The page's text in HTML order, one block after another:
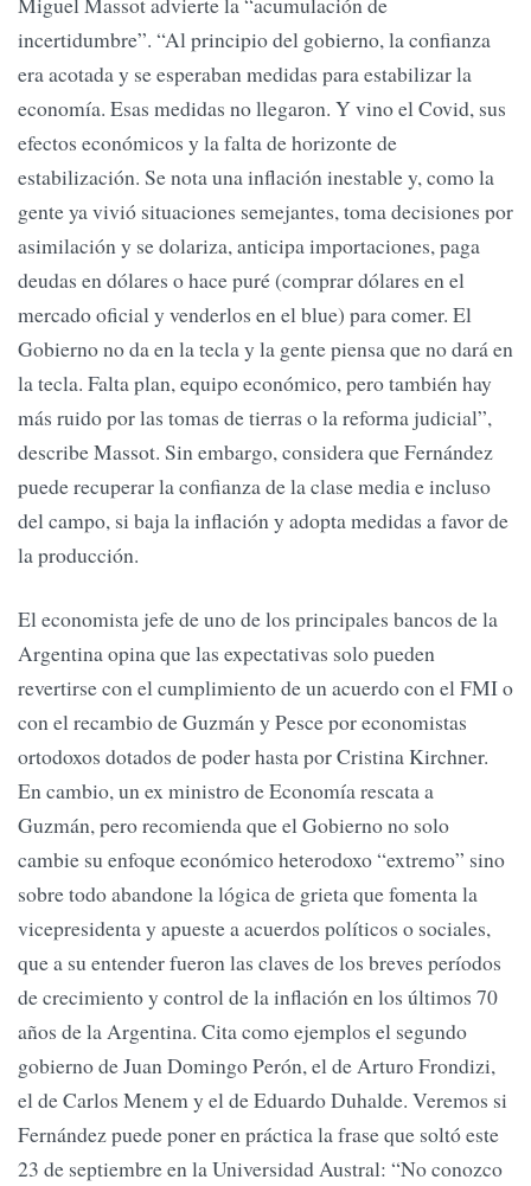
incertidumbre”. “Al principio del gobierno, la confianza
era acotada y se esperaban medidas para estabilizar la
economía. Esas medidas no llegaron. Y vino el Covid, sus
efectos económicos y la falta de horizonte de
estabilización. Se nota una inflación inestable y, como la
gente ya vivió situaciones semejantes, toma decisiones por
asimilación y se dolariza, anticipa importaciones, paga
deudas en dólares o hace puré (comprar dólares en el
mercado oficial y venderlos en el blue) para comer. El
Gobierno no da en la tecla y la gente piensa que no dará en
la tecla. Falta plan, equipo económico, pero también hay
más ruido por las tomas de tierras o la reforma judicial”,
describe Massot. Sin embargo, considera que Fernández
puede recuperar la confianza de la clase media e incluso
del campo, si baja la inflación y adopta medidas a favor de
la producción.
El economista jefe de uno de los principales bancos de la
Argentina opina que las expectativas solo pueden
revertirse con el cumplimiento de un acuerdo con el FMI o
con el recambio de Guzmán y Pesce por economistas
ortodoxos dotados de poder hasta por Cristina Kirchner.
En cambio, un ex ministro de Economía rescata a
Guzmán, pero recomienda que el Gobierno no solo
cambie su enfoque económico heterodoxo “extremo” sino
sobre todo abandone la lógica de grieta que fomenta la
vicepresidenta y apueste a acuerdos políticos o sociales,
que a su entender fueron las claves de los breves períodos
de crecimiento y control de la inflación en los últimos 70
años de la Argentina. Cita como ejemplos el segundo
gobierno de Juan Domingo Perón, el de Arturo Frondizi,
el de Carlos Menem y el de Eduardo Duhalde. Veremos si
Fernández puede poner en práctica la frase que soltó este
23 de septiembre en la Universidad Austral: “No conozco